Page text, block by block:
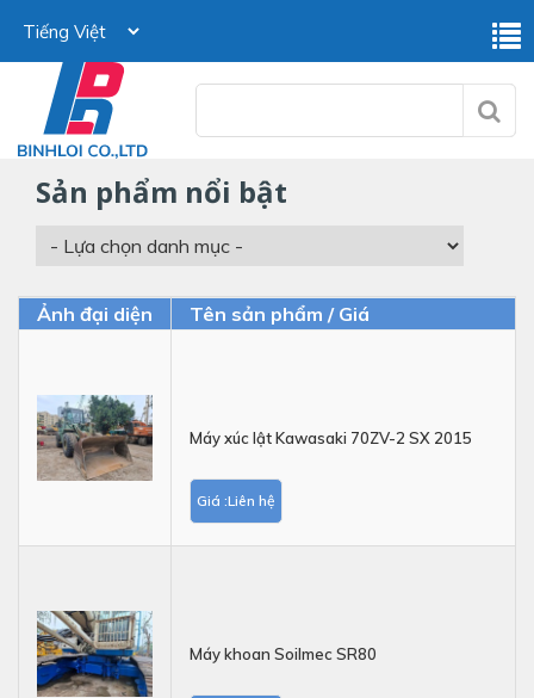
sản phẩm nổi bật
Ảnh đại diện Tên sản phẩm / Giá
Máy xúc lật Kawasaki 70ZV-2 SX 2015
Giá :Liên hệ
Máy khoan Soilmec SR80